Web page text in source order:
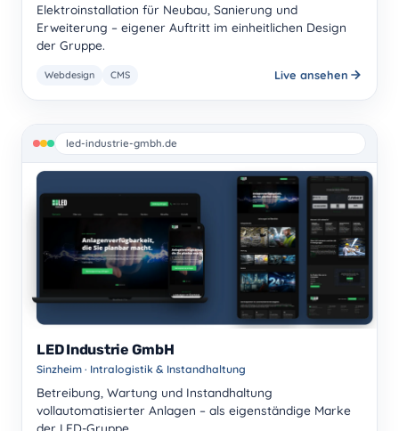
Elektroinstallation für Neubau, Sanierung und
Erweiterung – eigener Auftritt im einheitlichen Design
der Gruppe.
Webdesign CMS Live ansehen
led-industrie-gmbh.de
LED Industrie GmbH
Sinzheim · Intralogistik & Instandhaltung
Betreibung, Wartung und Instandhaltung
vollautomatisierter Anlagen – als eigenständige Marke